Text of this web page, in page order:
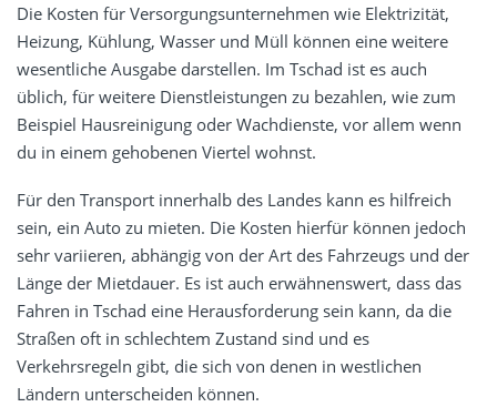
Die Kosten für Versorgungsunternehmen wie Elektrizität,
Heizung, Kühlung, Wasser und Müll können eine weitere
wesentliche Ausgabe darstellen. Im Tschad ist es auch
üblich, für weitere Dienstleistungen zu bezahlen, wie zum
Beispiel Hausreinigung oder Wachdienste, vor allem wenn
du in einem gehobenen Viertel wohnst.
Für den Transport innerhalb des Landes kann es hilfreich
sein, ein Auto zu mieten. Die Kosten hierfür können jedoch
sehr variieren, abhängig von der Art des Fahrzeugs und der
Länge der Mietdauer. Es ist auch erwähnenswert, dass das
Fahren in Tschad eine Herausforderung sein kann, da die
Straßen oft in schlechtem Zustand sind und es
Verkehrsregeln gibt, die sich von denen in westlichen
Ländern unterscheiden können.